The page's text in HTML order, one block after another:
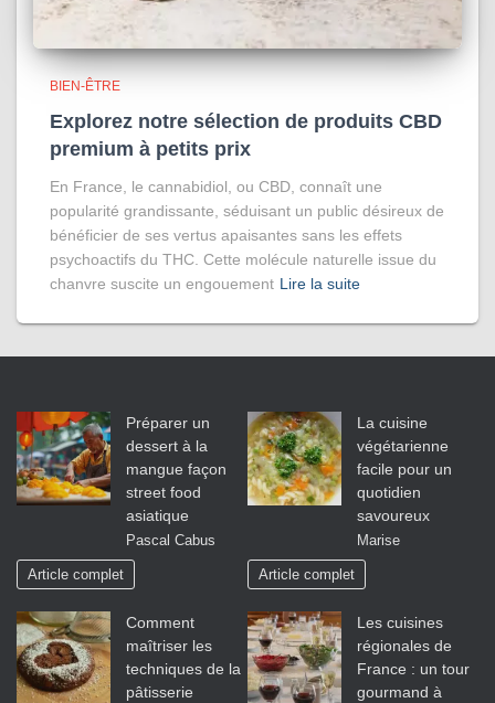
BIEN-ÊTRE
Explorez notre sélection de produits CBD
premium à petits prix
En France, le cannabidiol, ou CBD, connaît une
popularité grandissante, séduisant un public désireux de
bénéficier de ses vertus apaisantes sans les effets
psychoactifs du THC. Cette molécule naturelle issue du
chanvre suscite un engouement Lire la suite
Préparer un
dessert à la
mangue façon
street food
asiatique
Pascal Cabus
Article complet
La cuisine
végétarienne
facile pour un
quotidien
savoureux
Marise
Article complet
Comment
maîtriser les
techniques de la
pâtisserie
Les cuisines
régionales de
France : un tour
gourmand à